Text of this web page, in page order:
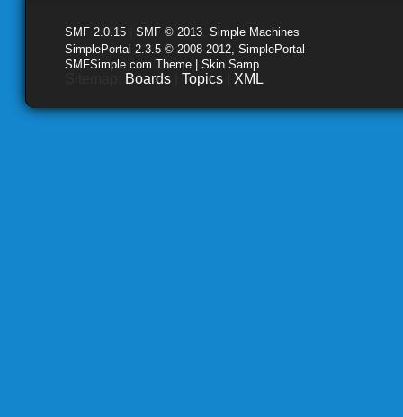
SMF 2.0.15 SMF © 2013 Simple Machines
SimplePortal 2.3.5 © 2008-2012, SimplePortal
SMFSimple.com Theme | Skin Samp
Boards Topics XML